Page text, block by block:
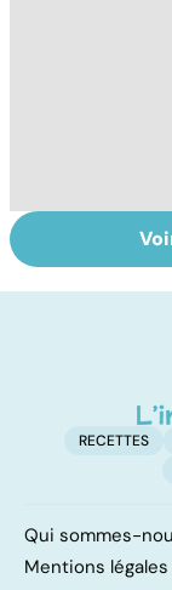
Tout savoir
les
RECETTES
Qui sommes-
Mentions légales